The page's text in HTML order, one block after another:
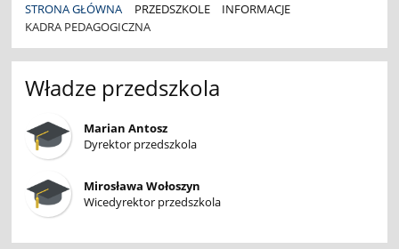
STRONA GŁÓWNA PRZEDSZKOLE
INFORMACJE
KADRA PEDAGOGICZNA
Kadra
pedagogiczna
Władze przedszkola
Marian Antosz
Dyrektor przedszkola
Mirosława Wołoszyn
Wicedyrektor przedszkola